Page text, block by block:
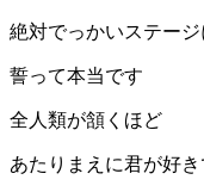
絶対でっかいステー
誓って本当です
全人類が頷くほど
あたりまえに君が好き